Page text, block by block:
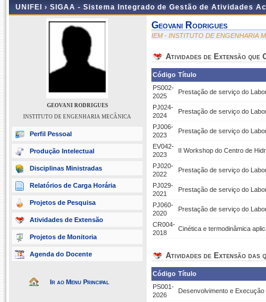
UNIFEI › SIGAA - Sistema Integrado de Gestão de Atividades
GEOVANI RODRIGUES
INSTITUTO DE ENGENHARIA MECÂNICA
Perfil Pessoal
Produção Intelectual
Disciplinas Ministradas
Relatórios de Carga Horária
Projetos de Pesquisa
Atividades de Extensão
Projetos de Monitoria
Agenda do Docente
Ir ao Menu Principal
Geovani Rodrigues
IEM - INSTITUTO DE ENGENHARIA
Atividades de Extensão que
Código Título
PS002-
2025
Prestação de serviço do
PJ024-
2024
Prestação de serviço do
PJ006-
2023
Prestação de serviço do
EV042-
2023
II Workshop do Centro de
PJ020-
2022
Prestação de serviço do
PJ029-
2021
Prestação de serviço do
PJ060-
2020
Prestação de serviço do
CR004-
2018
Cinética e termodinâmica
Atividades de Extensão das
Código Título
PS001-
2026
Desenvolvimento e